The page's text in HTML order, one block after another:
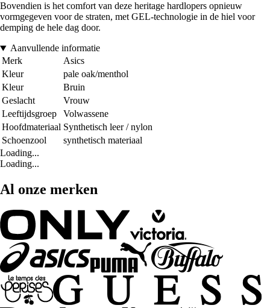
Bovendien is het comfort van deze heritage hardlopers opnieuw
vormgegeven voor de straten, met GEL-technologie in de hiel voor
demping de hele dag door.
Aanvullende informatie
Merk
Asics
Kleur
pale oak/menthol
Kleur
Bruin
Geslacht
Vrouw
Leeftijdsgroep
Volwassene
Hoofdmateriaal Synthetisch leer / nylon
Schoenzool
synthetisch materiaal
Loading...
Loading...
Al onze merken